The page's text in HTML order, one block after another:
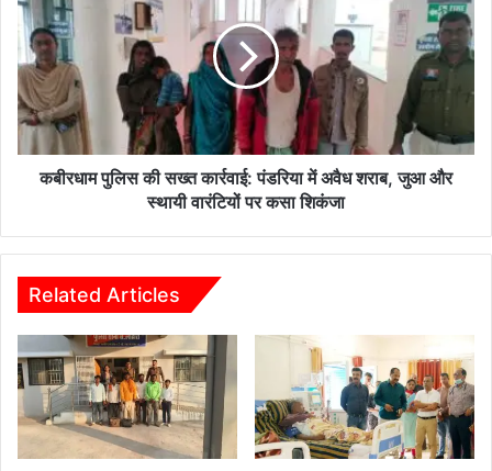
की
नई
राशि
जारी
की
सख्त
कार्रवाई:
पंडरिया
में
अवैध
शराब,
जुआ
कसा
शिकंजा
कबीरधाम पुलिस की सख्त कार्रवाई: पंडरिया में अवैध शराब, जुआ और
स्थायी वारंटियों पर कसा शिकंजा
Related Articles